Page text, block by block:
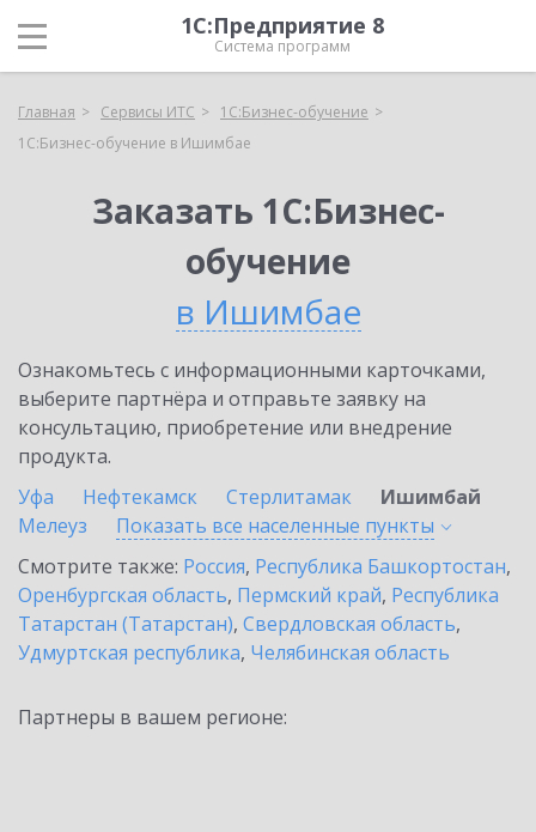
1С:Предприятие 8
Система программ
Главная Сервисы ИТС
1С:Бизнес-обучение
1С:Бизнес-обучение в Ишимбае
Заказать 1С:Бизнес-
обучение
в Ишимбае
Ознакомьтесь с информационными карточками,
выберите партнёра и отправьте заявку на
консультацию, приобретение или внедрение
продукта.
Уфа
Нефтекамск Стерлитамак
Ишимбай
Мелеуз
Показать все населенные пункты
Смотрите также: Россия, Республика Башкортостан,
Оренбургская область, Пермский край, Республика
Татарстан (Татарстан), Свердловская область,
Удмуртская республика, Челябинская область
Партнеры в вашем регионе: